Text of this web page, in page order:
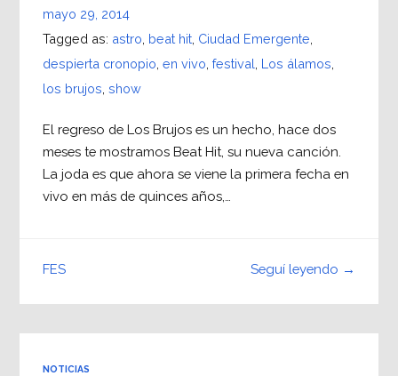
mayo 29, 2014
Tagged as: astro beat hit, Ciudad Emergente
despierta cronopio en vivo festival Los álamos
los brujos show
El regreso de Los Brujos es un hecho, hace dos
meses te mostramos Beat Hit, su nueva canción.
La joda es que ahora se viene la primera fecha en
vivo en más de quinces años,…
Seguí leyendo →
FES
NOTICIAS